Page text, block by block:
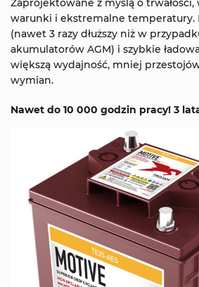
Zaprojektowane z myślą o
warunki i ekstremalne temperatury.
(nawet 3 razy dłuższy niż w
akumulatorów AGM) i szybkie
większą wydajność, mniej
wymian.
Nawet do 10 000 godzin pracy! 3